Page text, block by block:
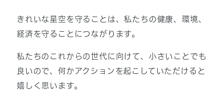
きれいな星空を守ることは、私たちの健康、環境、
経済を守ることにつながります。
私たちのこれからの世代に向けて、小さいことでも
良いので、何かアクションを起こしていただけると
嬉しく思います。